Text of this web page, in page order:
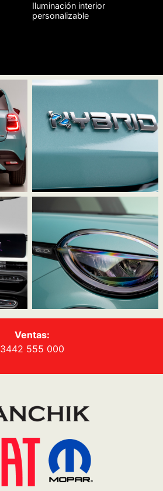
Iluminación interior
personalizable
Ventas:
3442 555 000